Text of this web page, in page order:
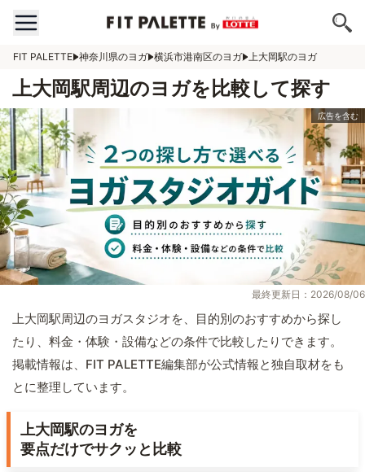
FIT PALETTE 神奈川県のヨガ 横浜市港南区のヨガ 上大岡駅のヨガ
上大岡駅周辺のヨガを比較して探す
最終更新日：2026/08/06
上大岡駅周辺のヨガスタジオを、目的別のおすすめから探し
たり、料金・体験・設備などの条件で比較したりできます。
掲載情報は、FIT PALETTE編集部が公式情報と独自取材をも
とに整理しています。
上大岡駅のヨガを
要点だけでサクッと比較